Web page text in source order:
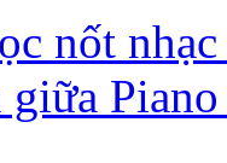
nốt
giữa